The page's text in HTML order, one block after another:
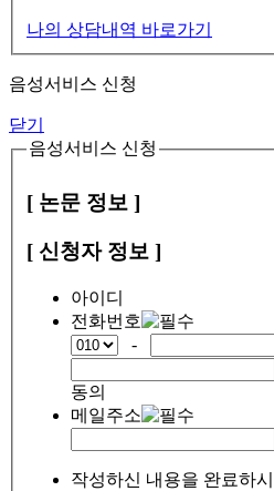
나의 상담내역 바로가기
음성서비스 신청
닫기
음성서비스 신청
[ 논문 정보 ]
[ 신청자 정보 ]
아이디
전화번호
-
동의
메일주소
작성하신 내용을 완료하